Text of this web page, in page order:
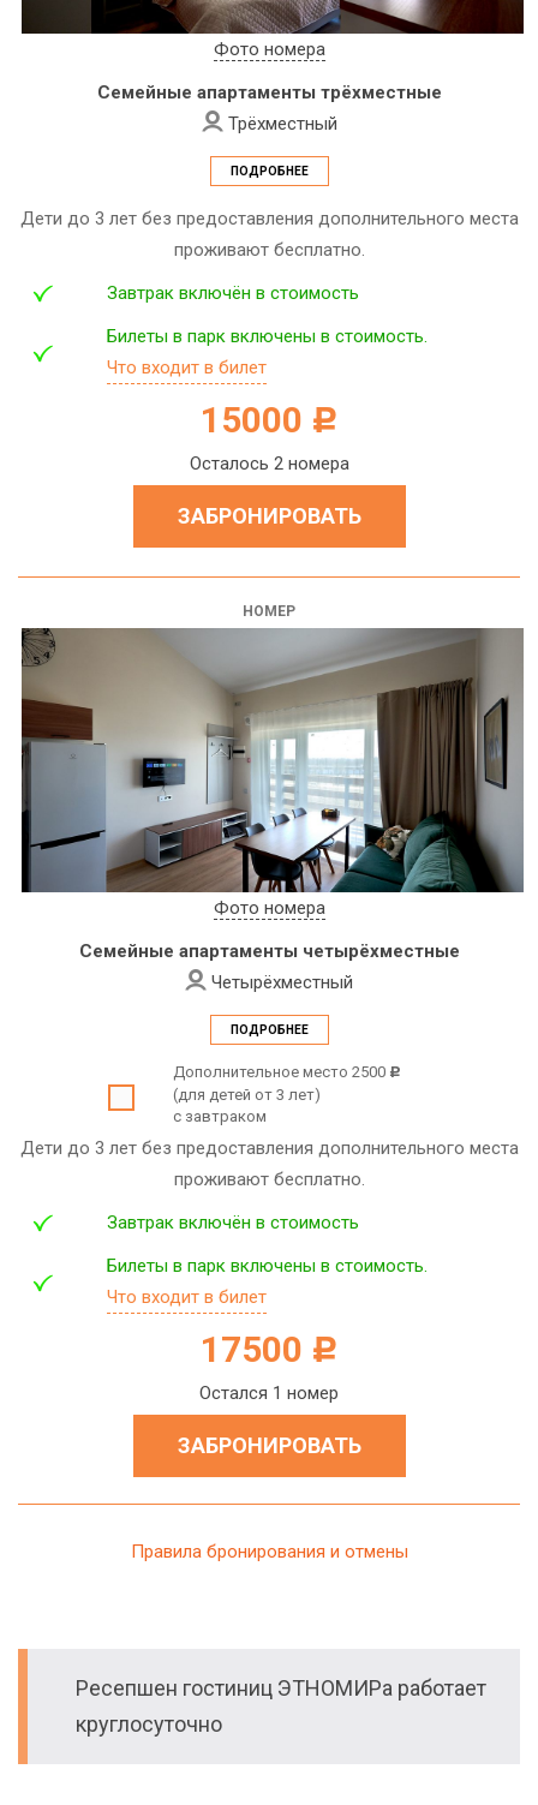
Фото номера
Семейные апартаменты трёхместные
Трёхместный
ПОДРОБНЕЕ
Дети до 3 лет без предоставления дополнительного места
проживают бесплатно.
Завтрак включён в стоимость
Билеты в парк включены в стоимость.
Что входит в билет
15000 c
Осталось 2 номера
ЗАБРОНИРОВАТЬ
НОМЕР
Фото номера
Семейные апартаменты четырёхместные
Четырёхместный
ПОДРОБНЕЕ
Дополнительное место 2500 c
(для детей от 3 лет)
с завтраком
Дети до 3 лет без предоставления дополнительного места
проживают бесплатно.
Завтрак включён в стоимость
Билеты в парк включены в стоимость.
Что входит в билет
17500 c
Остался 1 номер
ЗАБРОНИРОВАТЬ
Правила бронирования и отмены
Ресепшен гостиниц ЭТНОМИРа работает
круглосуточно